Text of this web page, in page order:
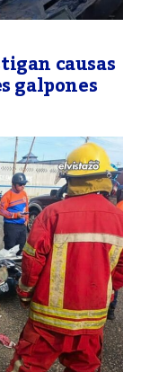
causas
galpones